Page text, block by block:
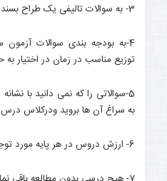
3- به سوالات تالیفی یک طراح بسنده نشود.
4-به بودجه بندی سوالات
توزیع مناسب در زمان در اختیار به
5-سوالاتی را که نمی دانید با
به سراغ آن ها بروید ودرکلاس درس
6- ارزش دروس در هر پایه مورد توجه قرارگیرد